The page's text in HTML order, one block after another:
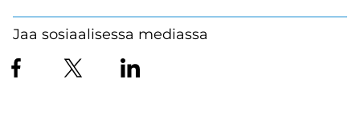
Jaa sosiaalisessa mediassa